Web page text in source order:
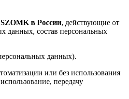
в России, действующие от
данных, состав персональных
данных).
или без использования
передачу